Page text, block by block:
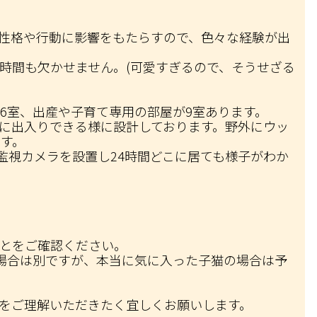
格や行動に影響をもたらすので、色々な経験が出
も欠かせません。(可愛すぎるので、そうせざる
、出産や子育て専用の部屋が9室あります。
入りできる様に設計しております。野外にウッ
。
カメラを設置し24時間どこに居ても様子がわか
ご確認ください。
は別ですが、本当に気に入った子猫の場合は予
理解いただきたく宜しくお願いします。